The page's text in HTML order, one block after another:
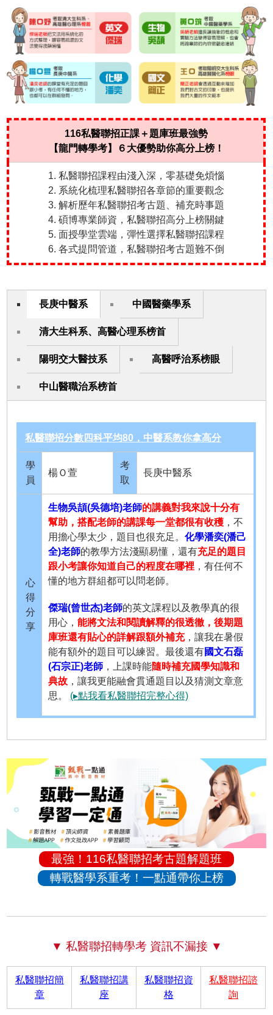
116私醫聯招正課＋題庫班最強勢
【龍門轉學考】６大優勢助你高分上榜！
1. 私醫聯招課程由淺入深，零基礎免煩惱
2. 系統化梳理私醫聯招各章節的重要觀念
3. 解析歷年私醫聯招考古題、補充時事題
4. 碩博專業師資，私醫聯招高分上榜關鍵
5. 面授學堂雲端，彈性選擇私醫聯招課程
6. 各式提問管道，私醫聯招考古題難不倒
長庚中醫系 中國醫藥學系
清大生科系、高醫心理系榜首
陽明交大醫技系 高醫呼治系榜眼
中山醫職治系榜首
私醫聯招分數四科平均80，中醫系教你拿高分
學
員
楊Ｏ萱
考
取
長庚中醫系
心
得
分
享
生物吳頡(吳德培)老師的講義對我來說十分有
幫助，搭配老師的講課每一堂都很有收穫 ，不
用擔心學太少，題目也很充足。化學潘奕(潘己
全)老師的教學方法淺顯易懂，還有充足的題目
跟小考讓你知道自己的程度在哪裡 ，有任何不
懂的地方群組都可以問老師。
傑瑞(曾世杰)老師的英文課程以及教學真的很
用心，能將文法和閱讀解釋的很透徹，後期題
庫班還有貼心的詳解跟額外補充，讓我在暑假
能有額外的題目可以練習。最後還有國文石磊
(石宗正)老師 ，上課時能隨時補充國學知識和
典故 ，讓我更能融會貫通題目以及猜測文章意
思。 (▸點我看私醫聯招完整心得)
最強！116私醫聯招考古題解題班
轉戰醫學系重考！一點通帶你上榜
▼ 私醫聯招轉學考 資訊不漏接 ▼
私醫聯招簡
章
私醫聯招講
座
私醫聯招資
格
私醫聯招諮
詢